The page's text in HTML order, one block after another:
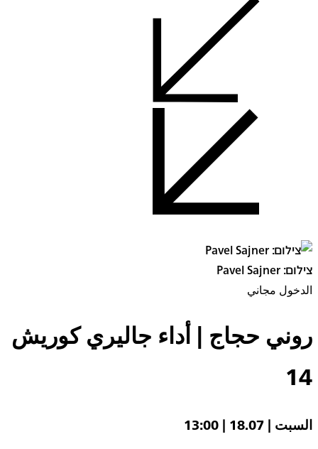
צילום: Pavel Sajner
الدخول مجاني
روني حجاج | أداء جاليري كوريش
14
السبت | 18.07 | 13:00